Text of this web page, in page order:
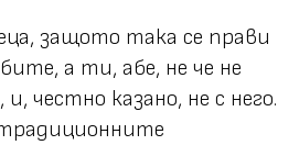
защото така се прави
а ти, абе, не че не
честно казано, не с него.